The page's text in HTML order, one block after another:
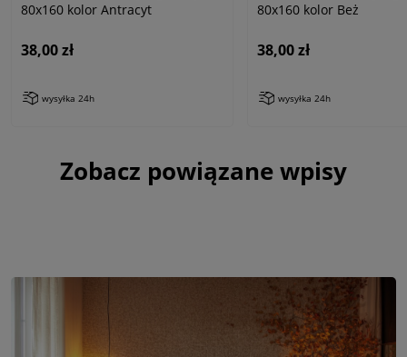
80x160 kolor Antracyt
38,00 zł
wysyłka 24h
80x160 kolor Beż
38,00 zł
wysyłka 24h
Zobacz powiązane wpisy